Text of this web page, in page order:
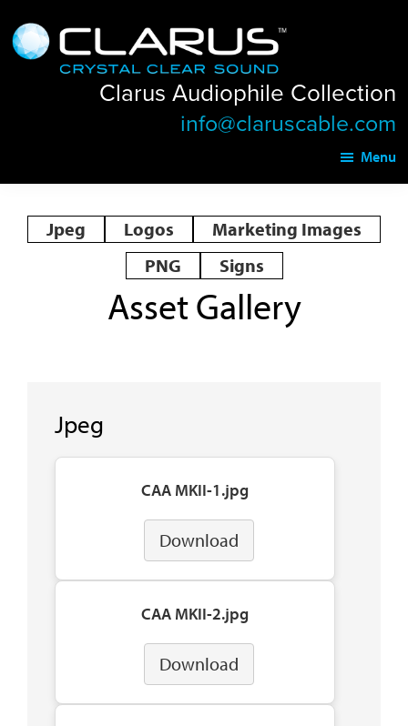
to
main
to
footer
Clarus
Audiophile
Collection
Clarus Audiophile Collection
info@claruscable.com
Menu
Jpeg Logos
Marketing Images
PNG
Signs
Asset Gallery
Jpeg
CAA MKII-1.jpg
Download
CAA MKII-2.jpg
Download